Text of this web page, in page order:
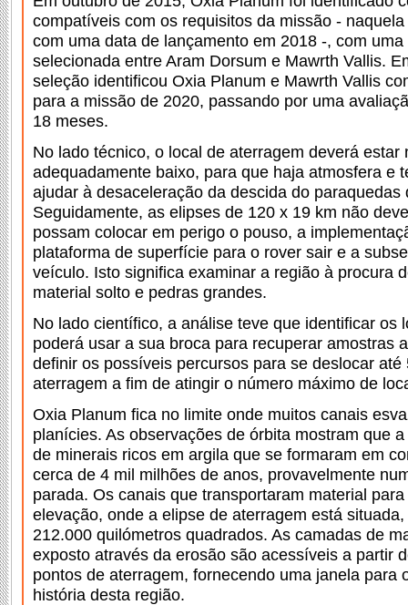
compatíveis com os requisitos da missão -
com uma data de lançamento em 2018 -, com
selecionada entre Aram Dorsum e Mawrth Vallis.
seleção identificou Oxia Planum e Mawrth Vallis
para a missão de 2020, passando por uma
18 meses.
No lado técnico, o local de aterragem deverá estar
adequadamente baixo, para que haja atmosfera e
ajudar à desaceleração da descida do
Seguidamente, as elipses de 120 x 19 km não
possam colocar em perigo o pouso, a
plataforma de superfície para o rover sair e a
veículo. Isto significa examinar a região à procura
material solto e pedras grandes.
No lado científico, a análise teve que identificar os
poderá usar a sua broca para recuperar amostras
definir os possíveis percursos para se deslocar
aterragem a fim de atingir o número máximo de
Oxia Planum fica no limite onde muitos canais
planícies. As observações de órbita mostram que
de minerais ricos em argila que se formaram em
cerca de 4 mil milhões de anos, provavelmente
parada. Os canais que transportaram material
elevação, onde a elipse de aterragem está
212.000 quilómetros quadrados. As camadas de
exposto através da erosão são acessíveis a partir
pontos de aterragem, fornecendo uma janela para
história desta região.